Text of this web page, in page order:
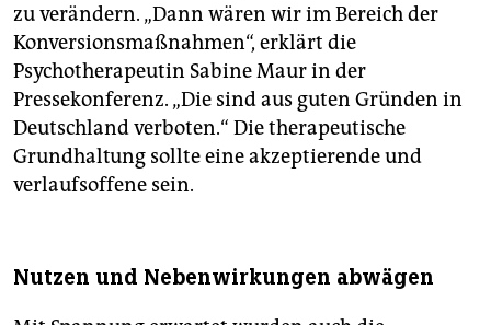
zu verändern. „Dann wären wir im Bereich der
Konversionsmaßnahmen“, erklärt die
Psychotherapeutin Sabine Maur in der
Pressekonferenz. „Die sind aus guten Gründen in
Deutschland verboten.“ Die therapeutische
Grundhaltung sollte eine akzeptierende und
verlaufsoffene sein.
Nutzen und Nebenwirkungen abwägen